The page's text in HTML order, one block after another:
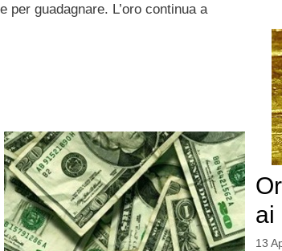
per guadagnare. L’oro continua a
ai
13